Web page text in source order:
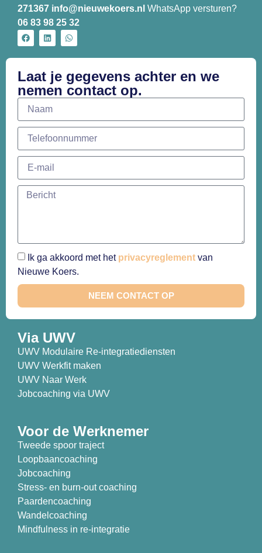
271367 info@nieuwekoers.nl WhatsApp versturen?
06 83 98 25 32
Laat je gegevens achter en we
nemen contact op.
Ik ga akkoord met het privacyreglement van
Nieuwe Koers.
NEEM CONTACT OP
Via UWV
UWV Modulaire Re-integratiediensten
UWV Werkfit maken
UWV Naar Werk
Jobcoaching via UWV
Voor de Werknemer
Tweede spoor traject
Loopbaancoaching
Jobcoaching
Stress- en burn-out coaching
Paardencoaching
Wandelcoaching
Mindfulness in re-integratie